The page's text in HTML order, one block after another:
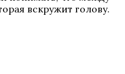
вскружит голову.